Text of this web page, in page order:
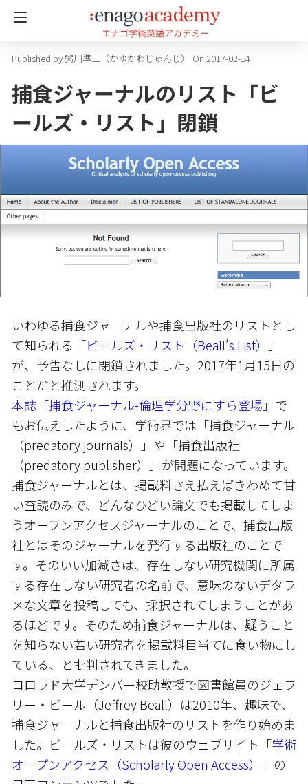
粥川準二（かゆかわじゅんじ） On 2017-02-14
捕食ジャーナルのリスト「ビ
ールズ・リスト」閉鎖
いわゆる捕食ジャーナルや捕食出版社のリストとし
て知られる「ビールズ・リスト（Beall’s List）
」
が、予告なしに閉鎖されました。2017年1月15日の
ことだと推測されます。
本誌「捕食ジャーナル-倫理学分野にすら登場」 で
もお伝えしたように、学術界では「捕食ジャーナル
（predatory journals）」や「捕食出版社
（predatory publisher）」が問題になっています。
捕食ジャーナルとは、掲載料さえ払えばきわめて甘
い査読のみで、どんなひどい論文でも掲載してしま
うオープンアクセスジャーナルのことで、捕食出版
社とはそのジャーナルを発行する出版社のことで
す。そのいい加減さは、存在しない研究機関に所属
する存在しない研究者の名前で、意味のないデタラ
メな文章を投稿しても、採択されてしまうことがあ
るほどです。そのため捕食ジャーナルは、疑うこと
を知らない若い研究者を掲載料目当てに食い物にし
ている、と批判されてきました。
コロラド大学デンバー校助教授で図書館員のジェフ
リー・ビール（Jeffrey Beall）は2010年、趣味で、
捕食ジャーナルと捕食出版社のリストを作り始めま
した。ビールズ・リストは彼のウェブサイト「学術
オープンアクセス（Scholarly Open Access）
」の